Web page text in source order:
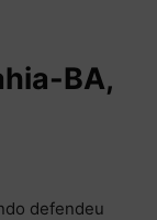
BA,
defendeu